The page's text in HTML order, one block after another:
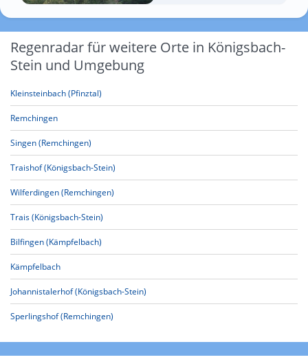
Regenradar für weitere Orte in Königsbach-
Stein und Umgebung
Kleinsteinbach (Pfinztal)
Remchingen
Singen (Remchingen)
Traishof (Königsbach-Stein)
Wilferdingen (Remchingen)
Trais (Königsbach-Stein)
Bilfingen (Kämpfelbach)
Kämpfelbach
Johannistalerhof (Königsbach-Stein)
Sperlingshof (Remchingen)